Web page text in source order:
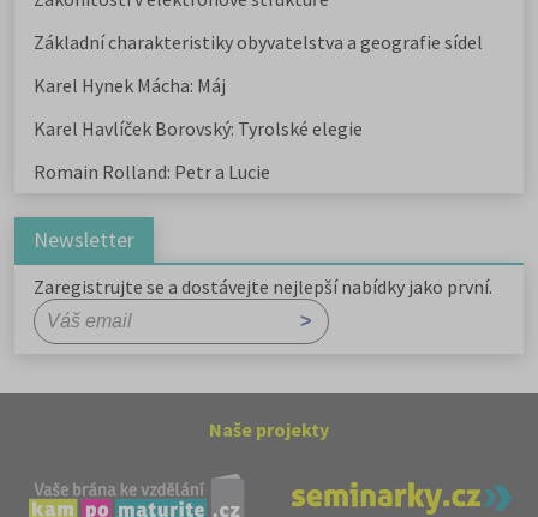
Základní charakteristiky obyvatelstva a geografie sídel
Karel Hynek Mácha: Máj
Karel Havlíček Borovský: Tyrolské elegie
Romain Rolland: Petr a Lucie
Newsletter
Zaregistrujte se a dostávejte nejlepší nabídky jako první.
Naše projekty